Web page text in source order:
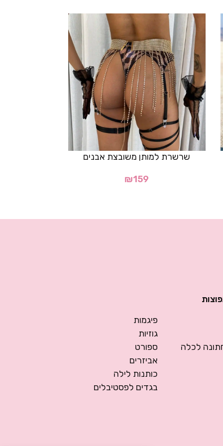
שרשרת למותן משובצת אבנים
₪159
לכלה
פיגמות
גוזיות
ספורט
אביזרים
כותנות לילה
בגדים לפסטיבלים